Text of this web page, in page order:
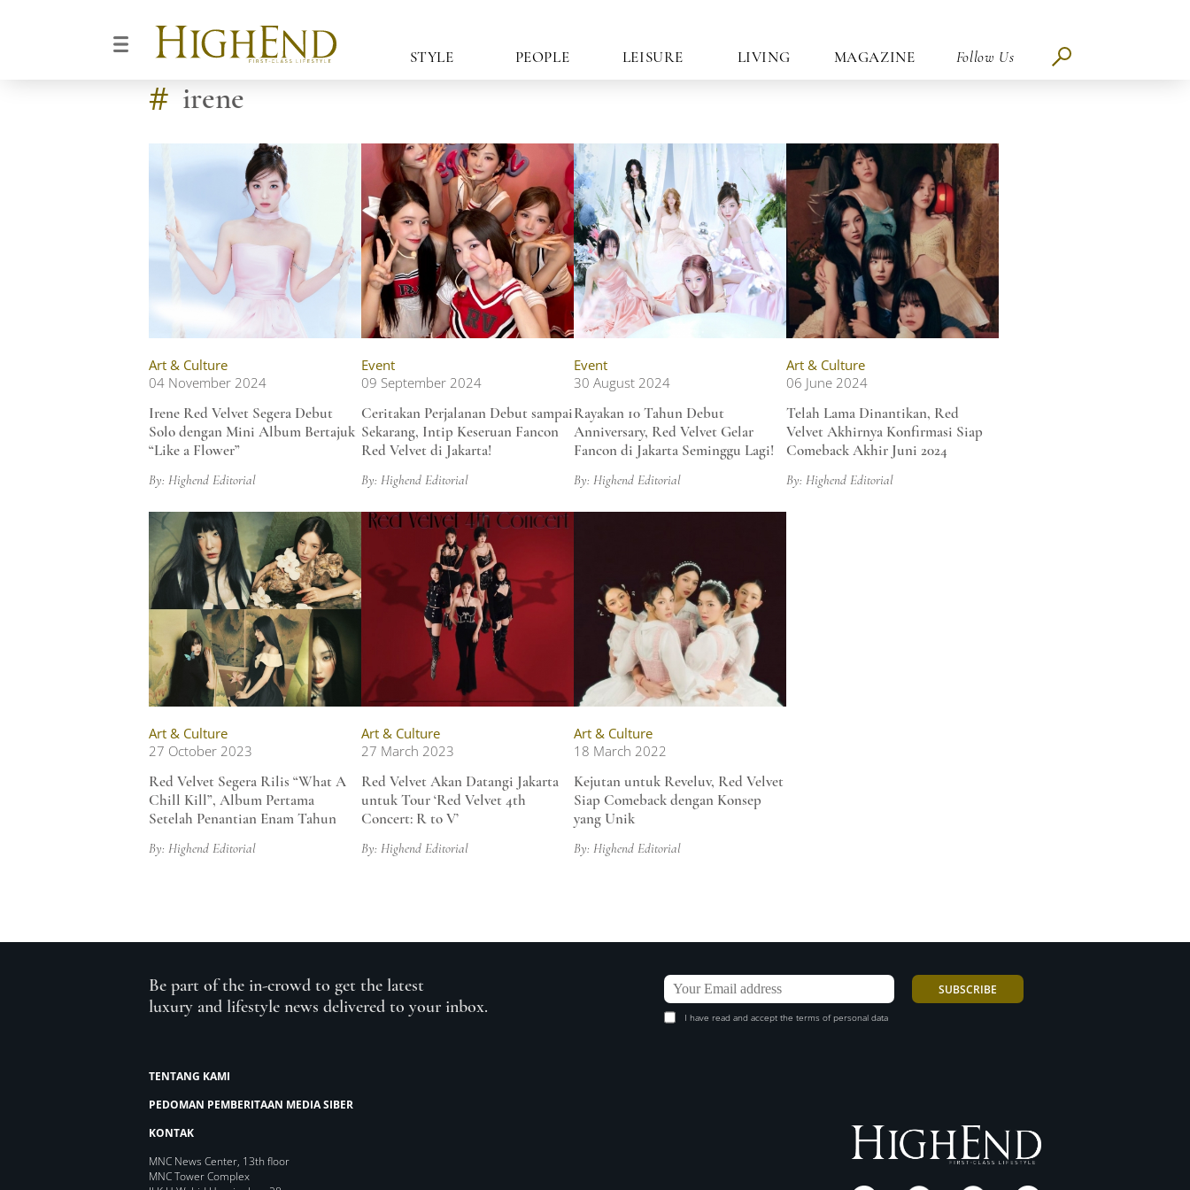
STYLE PEOPLE LEISURE LIVING MAGAZINE Follow Us
# irene
Art & Culture
04 November 2024
Irene Red Velvet Segera Debut
Solo dengan Mini Album Bertajuk
“Like a Flower”
By: Highend Editorial
Event
09 September 2024
Ceritakan Perjalanan Debut sampai
Sekarang, Intip Keseruan Fancon
Red Velvet di Jakarta!
By: Highend Editorial
Event
30 August 2024
Rayakan 10 Tahun Debut
Anniversary, Red Velvet Gelar
Fancon di Jakarta Seminggu Lagi!
By: Highend Editorial
Art & Culture
06 June 2024
Telah Lama Dinantikan, Red
Velvet Akhirnya Konfirmasi Siap
Comeback Akhir Juni 2024
By: Highend Editorial
Art & Culture
27 October 2023
Red Velvet Segera Rilis “What A
Chill Kill”, Album Pertama
Setelah Penantian Enam Tahun
By: Highend Editorial
Art & Culture
27 March 2023
Red Velvet Akan Datangi Jakarta
untuk Tour ‘Red Velvet 4th
Concert: R to V’
By: Highend Editorial
Art & Culture
18 March 2022
Kejutan untuk Reveluv, Red Velvet
Siap Comeback dengan Konsep
yang Unik
By: Highend Editorial
Be part of the in-crowd to get the latest
luxury and lifestyle news delivered to your inbox.
I have read and accept the terms of personal data
TENTANG KAMI
PEDOMAN PEMBERITAAN MEDIA SIBER
KONTAK
MNC News Center, 13th floor
MNC Tower Complex